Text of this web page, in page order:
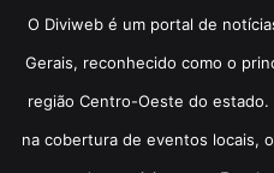
​O Diviweb é um portal de
Gerais, reconhecido como o
região Centro-Oeste do estado.
na cobertura de eventos locais,